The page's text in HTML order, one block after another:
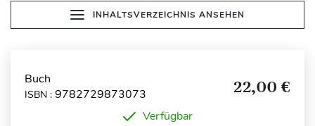
INHALTSVERZEICHNIS ANSEHEN
Buch
ISBN : 9782729873073 22,00 €
Verfügbar